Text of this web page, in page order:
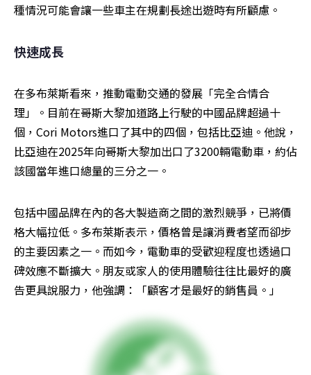
種情況可能會讓一些車主在規劃長途出遊時有所顧慮。
快速成長
在多布萊斯看來，推動電動交通的發展「完全合情合
理」。目前在哥斯大黎加道路上行駛的中國品牌超過十
個，Cori Motors進口了其中的四個，包括比亞迪。他說，
比亞迪在2025年向哥斯大黎加出口了3200輛電動車，約佔
該國當年進口總量的三分之一。
包括中國品牌在內的各大製造商之間的激烈競爭，已將價
格大幅拉低。多布萊斯表示，價格曾是讓消費者望而卻步
的主要因素之一。而如今，電動車的受歡迎程度也透過口
碑效應不斷擴大。朋友或家人的使用體驗往往比最好的廣
告更具說服力，他強調：「顧客才是最好的銷售員。」